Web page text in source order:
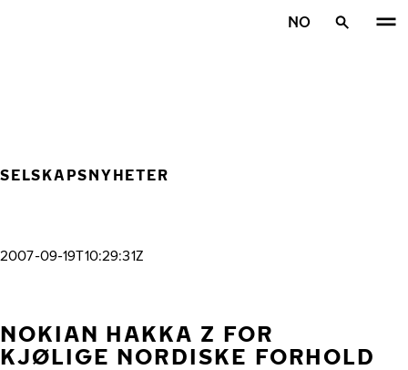
NO
SELSKAPSNYHETER
2007-09-19T10:29:31Z
NOKIAN HAKKA Z FOR
KJØLIGE NORDISKE FORHOLD